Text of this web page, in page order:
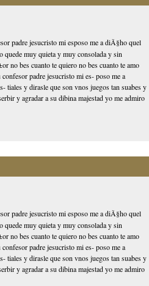
padre jesucristo mi esposo me a diÃ§ho quel
quede muy quieta y muy consolada y sin
no bes cuanto te quiero no bes cuanto te amo
padre jesucristo mi es- poso me a
tiales y dirasle que son vnos juegos tan suabes y
y agradar a su dibina majestad yo me admiro
padre jesucristo mi esposo me a diÃ§ho quel
quede muy quieta y muy consolada y sin
no bes cuanto te quiero no bes cuanto te amo
padre jesucristo mi es- poso me a
tiales y dirasle que son vnos juegos tan suabes y
y agradar a su dibina majestad yo me admiro